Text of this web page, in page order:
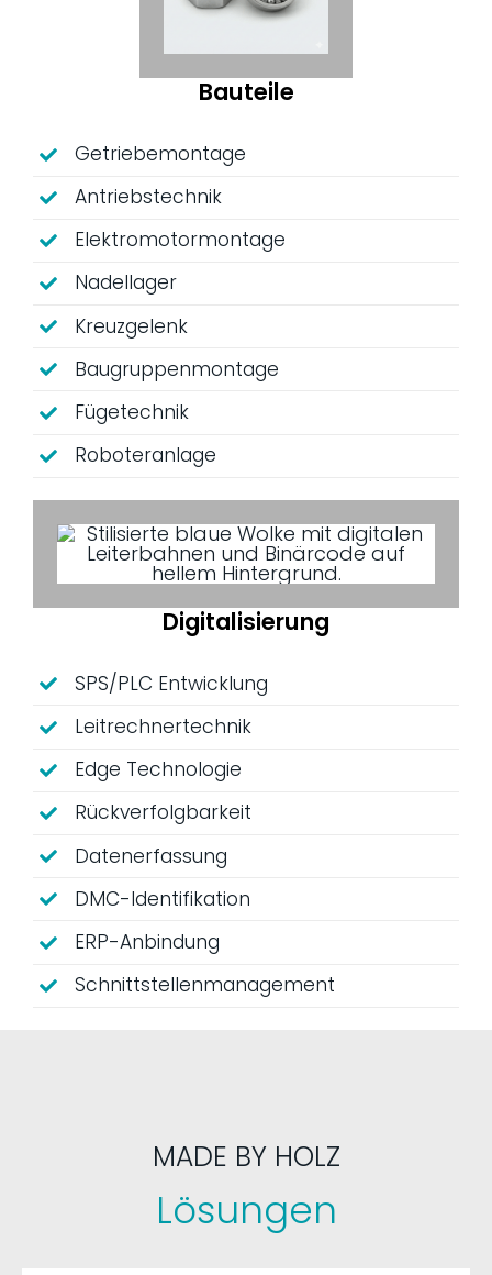
Bauteile
Getriebemontage
Antriebstechnik
Elektromotormontage
Nadellager
Kreuzgelenk
Baugruppenmontage
Fügetechnik
Roboteranlage
Digitalisierung
SPS/PLC Entwicklung
Leitrechnertechnik
Edge Technologie
Rückverfolgbarkeit
Datenerfassung
DMC-Identifikation
ERP-Anbindung
Schnittstellenmanagement
MADE BY HOLZ
Lösungen